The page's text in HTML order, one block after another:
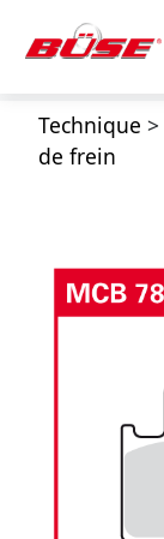
Technique >
de frein